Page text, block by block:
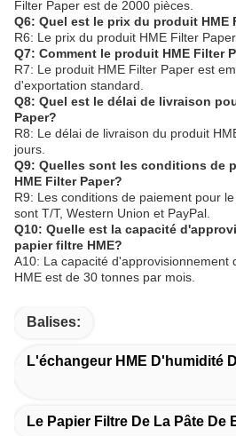
Filter Paper est de 2000 pièces.
Q6: Quel est le prix du produit HME
R6: Le prix du produit HME Filter
Q7: Comment le produit HME Filter
R7: Le produit HME Filter Paper est
d'exportation standard.
Q8: Quel est le délai de livraison
Paper?
R8: Le délai de livraison du produit
jours.
Q9: Quelles sont les conditions de
HME Filter Paper?
R9: Les conditions de paiement pour
sont T/T, Western Union et PayPal.
Q10: Quelle est la capacité
papier filtre HME?
A10: La capacité d'approvisionnement
HME est de 30 tonnes par mois.
Balises:
L'échangeur HME D'humidité
Le Papier Filtre De La Pâte De